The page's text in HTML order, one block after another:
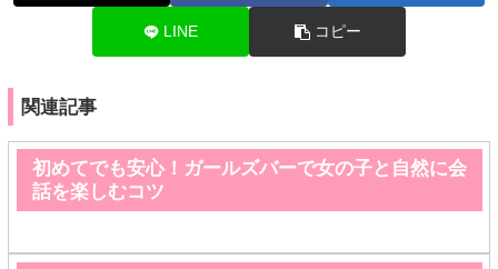
LINE コピー
関連記事
初めてでも安心！ガールズバーで女の子と自然に会
話を楽しむコツ